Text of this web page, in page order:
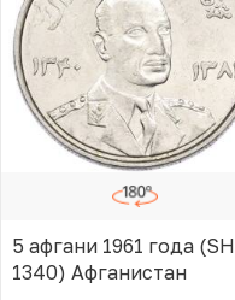
5 афгани 1961 года (SH
1340) Афганистан